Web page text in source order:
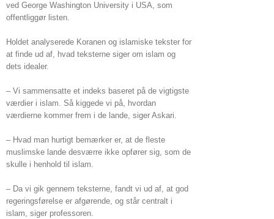
ved George Washington University i USA, som
offentliggør listen.
Holdet analyserede Koranen og islamiske tekster for
at finde ud af, hvad teksterne siger om islam og
dets idealer.
– Vi sammensatte et indeks baseret på de vigtigste
værdier i islam. Så kiggede vi på, hvordan
værdierne kommer frem i de lande, siger Askari.
– Hvad man hurtigt bemærker er, at de fleste
muslimske lande desværre ikke opfører sig, som de
skulle i henhold til islam.
– Da vi gik gennem teksterne, fandt vi ud af, at god
regeringsførelse er afgørende, og står centralt i
islam, siger professoren.